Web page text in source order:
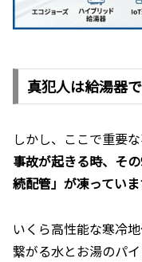
真犯人は給湯器
しかし、ここで重要
事故が起きる時、そ
続配管」が凍っていま
いくら高性能な寒冷
繋がる水とお湯のパ